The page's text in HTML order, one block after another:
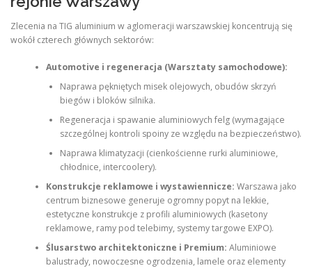
Zlecenia na TIG aluminium w aglomeracji warszawskiej koncentrują się
wokół czterech głównych sektorów:
Automotive i regeneracja (Warsztaty samochodowe):
Naprawa pękniętych misek olejowych, obudów skrzyń
biegów i bloków silnika.
Regeneracja i spawanie aluminiowych felg (wymagające
szczególnej kontroli spoiny ze względu na bezpieczeństwo).
Naprawa klimatyzacji (cienkościenne rurki aluminiowe,
chłodnice, intercoolery).
Konstrukcje reklamowe i wystawiennicze: Warszawa jako
centrum biznesowe generuje ogromny popyt na lekkie,
estetyczne konstrukcje z profili aluminiowych (kasetony
reklamowe, ramy pod telebimy, systemy targowe EXPO).
Ślusarstwo architektoniczne i Premium: Aluminiowe
balustrady, nowoczesne ogrodzenia, lamele oraz elementy